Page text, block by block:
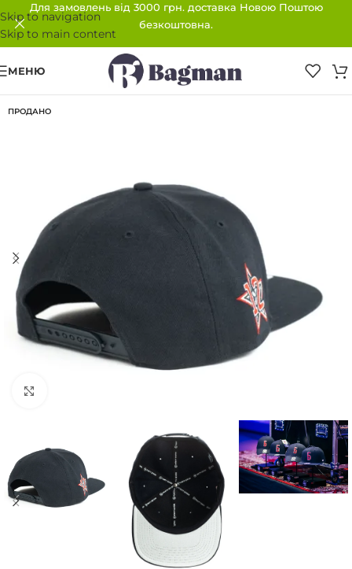
Skip to navigation
Skip to main content
Для замовлень від 3000 грн. доставка Новою Поштою
безкоштовна.
МЕНЮ
ПРОДАНО